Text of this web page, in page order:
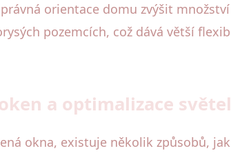
orientace domu zvýšit
pozemcích, což dává větší
a optimalizace
okna, existuje několik způsobů,